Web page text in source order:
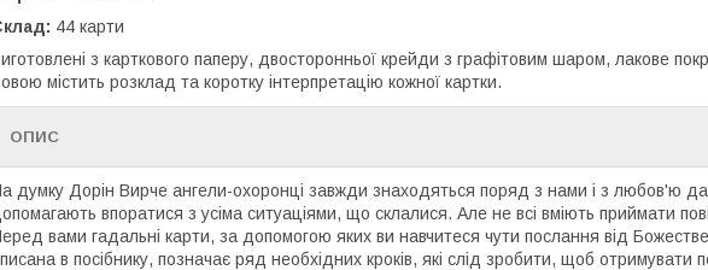
44 карти
з карткового паперу, двосторонньої крейди з графітовим шаром, лакове
містить розклад та коротку інтерпретацію кожної картки.
ОПИС
думку Дорін Вирче ангели-охоронці завжди знаходяться поряд з нами і з любов'ю
впоратися з усіма ситуаціями, що склалися. Але не всі вміють приймати
вами гадальні карти, за допомогою яких ви навчитеся чути послання від
в посібнику, позначає ряд необхідних кроків, які слід зробити, щоб отримувати